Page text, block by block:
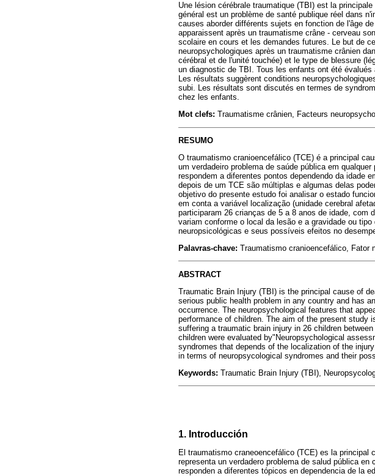
Une lésion cérébrale traumatique (TBI) est la
général est un problème de santé publique réel dans
causes aborder différents sujets en fonction de l'âge
apparaissent après un traumatisme crâne - cerveau
scolaire en cours et les demandes futures. Le but de
neuropsychologiques après un traumatisme crânien
cérébral et de l'unité touchée) et le type de blessure
un diagnostic de TBI. Tous les enfants ont été
Les résultats suggèrent conditions
subi. Les résultats sont discutés en termes de
chez les enfants.
Mot clefs: Traumatisme crânien, Facteurs
RESUMO
O traumatismo cranioencefálico (TCE) é a principal
um verdadeiro problema de saúde pública em
respondem a diferentes pontos dependendo da idade
depois de um TCE são múltiplas e algumas delas
objetivo do presente estudo foi analisar o estado
em conta a variável localização (unidade cerebral
participaram 26 crianças de 5 a 8 anos de idade, com
variam conforme o local da lesão e a gravidade ou
neuropsicológicas e seus possíveis efeitos no
Palavras-chave: Traumatismo cranioencefálico, Fator
ABSTRACT
Traumatic Brain Injury (TBI) is the principal cause of
serious public health problem in any country and has
occurrence. The neuropsychological features that
performance of children. The aim of the present
suffering a traumatic brain injury in 26 children
children were evaluated by"Neuropsychological
syndromes that depends of the localization of the
in terms of neuropsycological syndromes and their
Keywords: Traumatic Brain Injury (TBI),
1. Introducción
El traumatismo craneoencefálico (TCE) es la principal
representa un verdadero problema de salud pública
responden a diferentes tópicos en dependencia de la